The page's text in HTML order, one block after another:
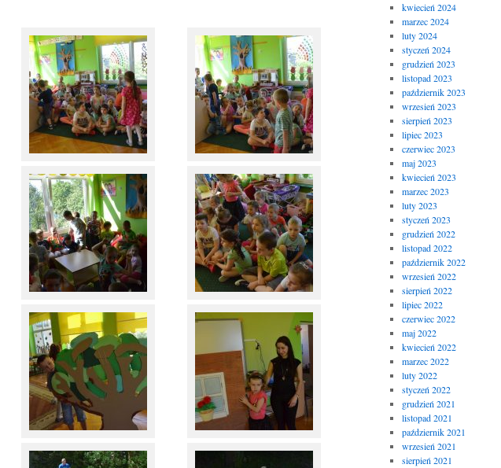
kwiecień 2024
marzec 2024
luty 2024
styczeń 2024
grudzień 2023
listopad 2023
październik 2023
wrzesień 2023
sierpień 2023
lipiec 2023
czerwiec 2023
maj 2023
kwiecień 2023
marzec 2023
luty 2023
styczeń 2023
grudzień 2022
listopad 2022
październik 2022
wrzesień 2022
sierpień 2022
lipiec 2022
czerwiec 2022
maj 2022
kwiecień 2022
marzec 2022
luty 2022
styczeń 2022
grudzień 2021
listopad 2021
październik 2021
wrzesień 2021
sierpień 2021